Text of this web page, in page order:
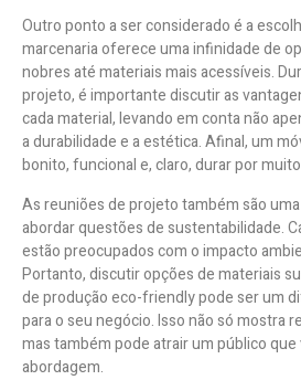
Outro ponto a ser considerado é a
marcenaria oferece uma infinidade de
nobres até materiais mais acessíveis.
projeto, é importante discutir as
cada material, levando em conta não
a durabilidade e a estética. Afinal, um
bonito, funcional e, claro, durar por
As reuniões de projeto também são
abordar questões de sustentabilidade.
estão preocupados com o impacto
Portanto, discutir opções de materiais
de produção eco-friendly pode ser um
para o seu negócio. Isso não só mostra
mas também pode atrair um público que
abordagem.